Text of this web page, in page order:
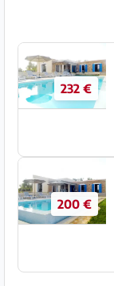
232 €
200 €